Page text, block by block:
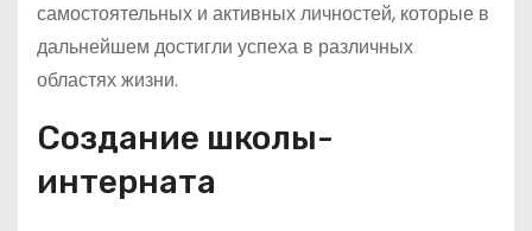
самостоятельных и активных личностей, которые в
дальнейшем достигли успеха в различных
областях жизни.
Создание школы-
интерната